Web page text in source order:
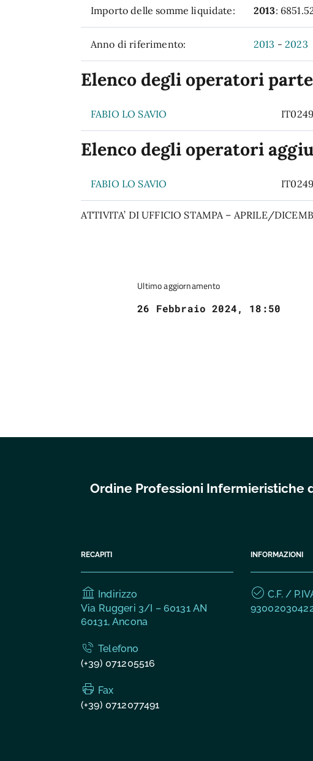
Importo delle somme liquidate: 2013:
Anno di riferimento: 2013 -2023
Elenco degli operatori
FABIO LO SAVIO
Elenco degli operatori
FABIO LO SAVIO
ATTIVITA’ DI UFFICIO STAMPA – APRILE/
Ultimo aggiornamento
26 Febbraio 2024, 18:50
Ordine Professioni Infermieristiche
RECAPITI
Indirizzo
Via Ruggeri 3/I – 60131 AN
60131, Ancona
Telefono
(+39) 071205516
Fax
(+39) 0712077491
INFORMAZIONI
C.F. /